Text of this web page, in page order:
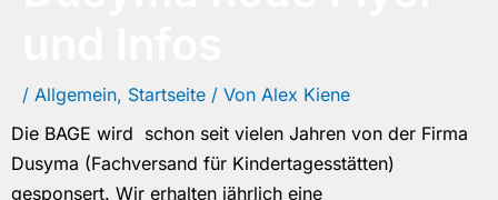
/ Allgemein, Startseite / Von Alex Kiene
Die BAGE wird schon seit vielen Jahren von der Firma
Dusyma (Fachversand für Kindertagesstätten)
gesponsert. Wir erhalten jährlich eine